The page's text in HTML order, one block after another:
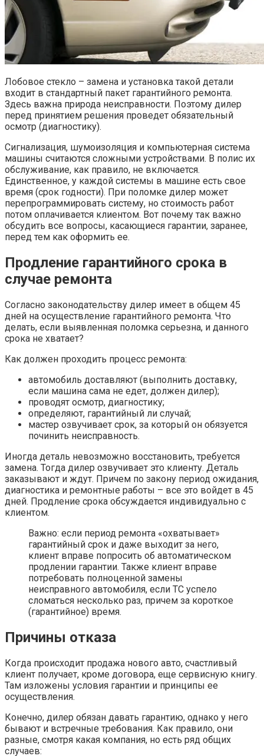
Лобовое стекло – замена и установка такой детали
входит в стандартный пакет гарантийного ремонта.
Здесь важна природа неисправности. Поэтому дилер
перед принятием решения проведет обязательный
осмотр (диагностику).
Сигнализация, шумоизоляция и компьютерная система
машины считаются сложными устройствами. В полис их
обслуживание, как правило, не включается.
Единственное, у каждой системы в машине есть свое
время (срок годности). При поломке дилер может
перепрограммировать систему, но стоимость работ
потом оплачивается клиентом. Вот почему так важно
обсудить все вопросы, касающиеся гарантии, заранее,
перед тем как оформить ее.
Продление гарантийного срока в
случае ремонта
Согласно законодательству дилер имеет в общем 45
дней на осуществление гарантийного ремонта. Что
делать, если выявленная поломка серьезна, и данного
срока не хватает?
Как должен проходить процесс ремонта:
автомобиль доставляют (выполнить доставку,
если машина сама не едет, должен дилер);
проводят осмотр, диагностику;
определяют, гарантийный ли случай;
мастер озвучивает срок, за который он обязуется
починить неисправность.
Иногда деталь невозможно восстановить, требуется
замена. Тогда дилер озвучивает это клиенту. Деталь
заказывают и ждут. Причем по закону период ожидания,
диагностика и ремонтные работы – все это войдет в 45
дней. Продление срока обсуждается индивидуально с
клиентом.
Важно: если период ремонта «охватывает»
гарантийный срок и даже выходит за него,
клиент вправе попросить об автоматическом
продлении гарантии. Также клиент вправе
потребовать полноценной замены
неисправного автомобиля, если ТС успело
сломаться несколько раз, причем за короткое
(гарантийное) время.
Причины отказа
Когда происходит продажа нового авто, счастливый
клиент получает, кроме договора, еще сервисную книгу.
Там изложены условия гарантии и принципы ее
осуществления.
Конечно, дилер обязан давать гарантию, однако у него
бывают и встречные требования. Как правило, они
разные, смотря какая компания, но есть ряд общих
случаев: